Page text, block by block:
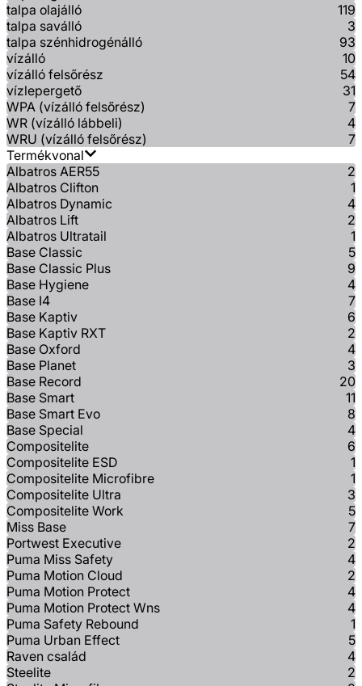
talpa olajálló
119
talpa saválló
3
talpa szénhidrogénálló
93
vízálló
10
vízálló felsőrész
54
vízlepergető
31
WPA (vízálló felsőrész)
7
WR (vízálló lábbeli)
4
WRU (vízálló felsőrész)
7
Termékvonal
Albatros AER55
2
Albatros Clifton
1
Albatros Dynamic
4
Albatros Lift
2
Albatros Ultratail
1
Base Classic
5
Base Classic Plus
9
Base Hygiene
4
Base I4
7
Base Kaptiv
6
Base Kaptiv RXT
2
Base Oxford
4
Base Planet
3
Base Record
20
Base Smart
11
Base Smart Evo
8
Base Special
4
Compositelite
6
Compositelite ESD
1
Compositelite Microfibre
1
Compositelite Ultra
3
Compositelite Work
5
Miss Base
7
Portwest Executive
2
Puma Miss Safety
4
Puma Motion Cloud
2
Puma Motion Protect
4
Puma Motion Protect Wns
4
Puma Safety Rebound
1
Puma Urban Effect
5
Raven család
4
Steelite
2